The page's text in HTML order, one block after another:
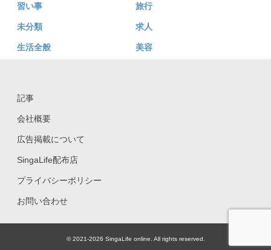
習い事 旅行
未分類 求人
生活全般 美容
記事
会社概要
広告掲載について
SingaLife配布店
プライバシーポリシー
お問い合わせ
© 2021-2026 SingaLife online. All rights reserved.